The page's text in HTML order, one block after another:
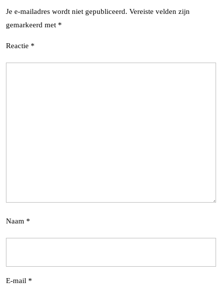
Je e-mailadres wordt niet gepubliceerd. Vereiste velden zijn
gemarkeerd met *
Reactie *
Naam *
E-mail *